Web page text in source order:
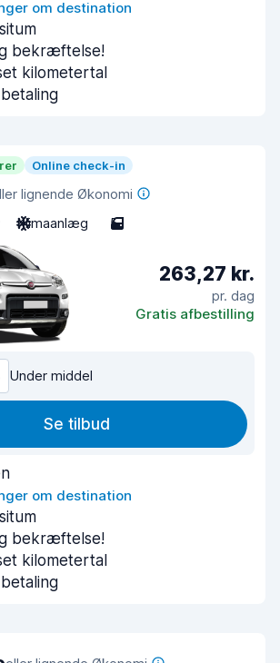
om destination
bekræftelse!
kilometertal
Online check-in
lignende Økonomi
Klimaanlæg 5
263,27 kr.
pr. dag
Gratis afbestilling
Under middel
Se tilbud
om destination
bekræftelse!
kilometertal